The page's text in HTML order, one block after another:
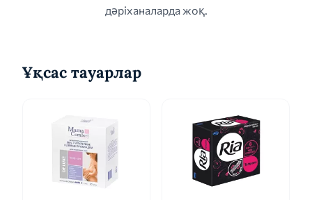
дәріханаларда жоқ.
Ұқсас тауарлар